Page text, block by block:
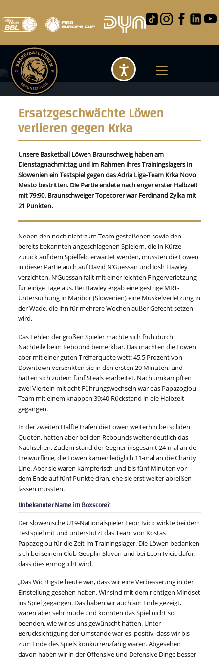
Ersatzgeschwächte Löwen
verlieren gegen Krka
Unsere Basketball Löwen Braunschweig haben am
Dienstagnachmittag und im Rahmen ihres Trainingslagers in
Slowenien ein Testspiel gegen das Adria Liga-Team Krka Novo
Mesto bestritten. Die Partie endete nach enger erster Halbzeit
mit 79:90. Braunschweiger Topscorer war Ferdinand Zylka mit
21 Punkten.
Neben den noch nicht zum Team gestoßenen sowie den
bereits bekannten angeschlagenen Spielern, die in Kürze
zurück auf dem Spielfeld erwartet werden, mussten die Löwen
in dieser Partie auch auf David N’Guessan und Josh Hawley
verzichten. N’Guessan fällt mit einer leichten Fingerverletzung
für einige Tage aus. Bei Hawley ergab eine gestrige MRT-
Untersuchung in Maribor (Slowenien) eine Muskelverletzung in
der Wade, die ihn für mehrere Wochen außer Gefecht setzen
wird.
Das Fehlen der großen Spieler machte sich früh durch
Nachteile beim Rebound bemerkbar. Das machten die Löwen
aber mit einer guten Trefferquote wett: 45,5 Prozent von
Downtown versenkten sie in den ersten 20 Minuten, und
hatten sich zudem fünf Steals erarbeitet. Nach umkämpften
zwei Vierteln mit acht Führungswechseln war das Papazoglou-
Team mit einem knappen 39:40-Rückstand in die Halbzeit
gegangen.
In der zweiten Hälfte trafen die Löwen weiterhin bei soliden
Quoten, hatten aber bei den Rebounds weiter deutlich das
Nachsehen. Zudem stand der Gegner insgesamt 24-mal an der
Freiwurflinie, die Löwen kamen lediglich 11-mal an die Charity
Line. Aber sie waren kämpferisch und bis fünf Minuten vor
dem Ende auf fünf Punkte dran, ehe sie erst weiter abreißen
lassen mussten.
Unbekannter Name im Boxscore?
Der slowenische U19-Nationalspieler Leon Ivicic wirkte bei dem
Testspiel mit und unterstützt das Team von Kostas
Papazoglou für die Zeit im Trainingslager. Die Löwen bedanken
sich bei seinem Club Geoplin Slovan und bei Leon Ivicic dafür,
dass dies ermöglicht wird.
„Das Wichtigste heute war, dass wir eine Verbesserung in der
Einstellung gesehen haben. Wir sind mit dem richtigen Mindset
ins Spiel gegangen. Das haben wir auch am Ende gezeigt,
waren aber sehr müde und konnten das Spiel nicht so
beenden, wie wir es uns gewünscht hätten. Unter
Berücksichtigung der Umstände war es positiv, dass wir bis
zum Ende des Spiels konkurrenzfähig waren. Abgesehen
davon haben wir in der Offensive und Defensive Dinge besser